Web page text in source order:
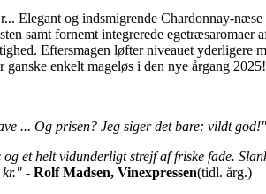
Elegant og indsmigrende Chardonnay-
samt fornemt integrerede egetræsaromaer
Eftersmagen løfter niveauet yderligere
enkelt mageløs i den nye årgang
... Og prisen? Jeg siger det bare: vildt god!"
et helt vidunderligt strejf af friske fade.
kr." - Rolf Madsen, Vinexpressen(tidl. årg.)